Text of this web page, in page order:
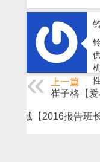
上一篇
崔子格【
张祖诚【2016报告班